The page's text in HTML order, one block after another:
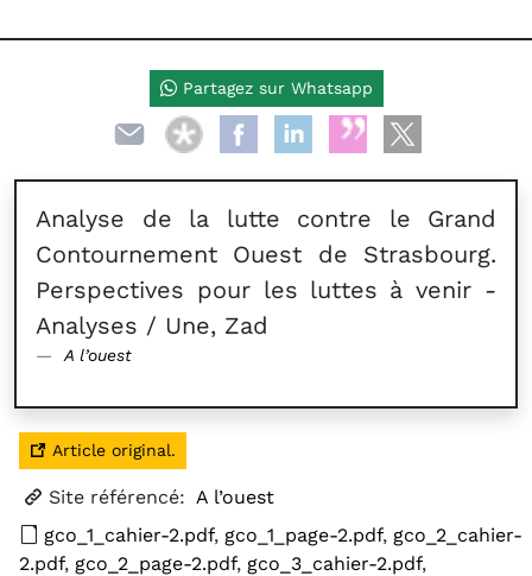
Analyse de la lutte contre le Grand
Contournement Ouest de Strasbourg.
Perspectives pour les luttes à venir -
Analyses / Une, Zad
A l’ouest
Article original.
Site référencé: A l’ouest
gco_1_cahier-2.pdf, gco_1_page-2.pdf, gco_2_cahier-
2.pdf, gco_2_page-2.pdf, gco_3_cahier-2.pdf,
Partagez sur Whatsapp